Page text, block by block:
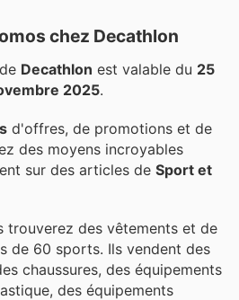
chez Decathlon
Decathlon est valable du 25
2025.
d'offres, de promotions et de
des moyens incroyables
sur des articles de Sport et
trouverez des vêtements et de
de 60 sports. Ils vendent des
chaussures, des équipements
des équipements